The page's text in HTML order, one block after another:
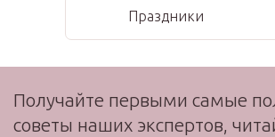
Праздники
Получайте первыми самые
советы наших экспертов,